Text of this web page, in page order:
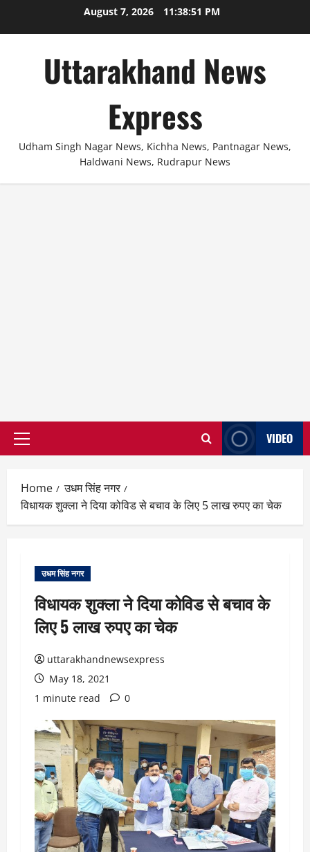
August 7, 2026 11:38:51 PM
Uttarakhand News
Express
Udham Singh Nagar News, Kichha News, Pantnagar News,
Haldwani News, Rudrapur News
Primary
VIDEO
Home
उधम सिंह नगर
विधायक शुक्ला ने दिया कोविड से बचाव के लिए 5 लाख रुपए का चेक
उधम सिंह नगर
विधायक शुक्ला ने दिया कोविड से बचाव के
लिए 5 लाख रुपए का चेक
uttarakhandnewsexpress
May 18, 2021
1 minute read
0